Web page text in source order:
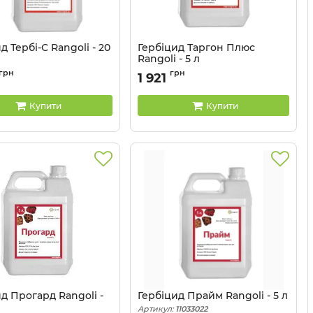
Тербі-С Rangoli - 20
11033029
грн
Купити
Гербіцид Таргон Плюс
Rangoli - 5 л
Артикул: 11033027
1 921 грн
Купити
Прогард Rangoli -
Гербіцид Прайм Rangoli - 5 л
Артикул: 11033022